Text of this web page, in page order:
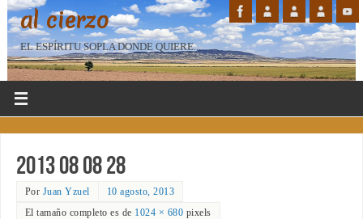
al cierzo
EL ESPÍRITU SOPLA DONDE QUIERE...
2013 08 08 28
Por Juan Yzuel
10 agosto, 2013
El tamaño completo es de 1024 × 680 pixels